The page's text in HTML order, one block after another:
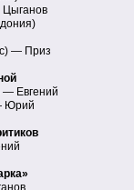
Цыганов
— Приз
Евгений
Юрий